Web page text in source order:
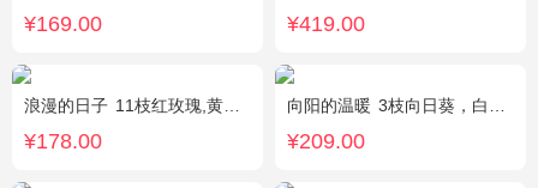
¥169.00 ¥419.00
浪漫的日子 11枝红玫瑰,黄莺、满天星适量搭配。
¥178.00
向阳的温暖 3枝向日葵，白色洋桔梗、绿叶搭配
¥209.00